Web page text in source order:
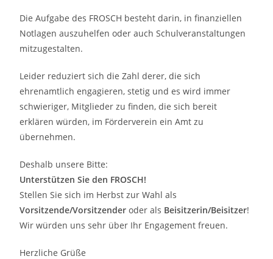
Die Aufgabe des FROSCH besteht darin, in finanziellen
Notlagen auszuhelfen oder auch Schulveranstaltungen
mitzugestalten.
Leider reduziert sich die Zahl derer, die sich
ehrenamtlich engagieren, stetig und es wird immer
schwieriger, Mitglieder zu finden, die sich bereit
erklären würden, im Förderverein ein Amt zu
übernehmen.
Deshalb unsere Bitte:
Unterstützen Sie den FROSCH!
Stellen Sie sich im Herbst zur Wahl als
Vorsitzende/Vorsitzender oder als Beisitzerin/Beisitzer!
Wir würden uns sehr über Ihr Engagement freuen.
Herzliche Grüße